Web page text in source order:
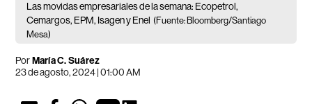
Las movidas empresariales de la semana: Ecopetrol,
Cemargos, EPM, Isagen y Enel (Fuente: Bloomberg/Santiago
Mesa)
PorMaría C. Suárez
23 de agosto, 2024 | 01:00 AM